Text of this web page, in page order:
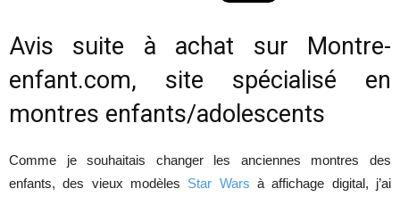
Avis suite à achat sur Montre-
enfant.com, site spécialisé en
montres enfants/adolescents
Comme je souhaitais changer les anciennes montres des
enfants, des vieux modèles Star Wars à affichage digital, j’ai